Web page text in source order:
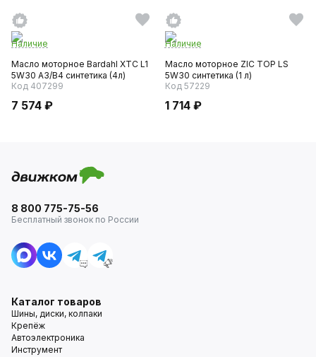
Наличие
Масло моторное Bardahl XTC L1
5W30 A3/B4 синтетика (4л)
Код 407299
7 574 ₽
Наличие
Масло моторное ZIC TOP LS
5W30 синтетика (1 л)
Код 57229
1 714 ₽
8 800 775-75-56
Бесплатный звонок по России
Каталог товаров
Шины, диски, колпаки
Крепёж
Автоэлектроника
Инструмент